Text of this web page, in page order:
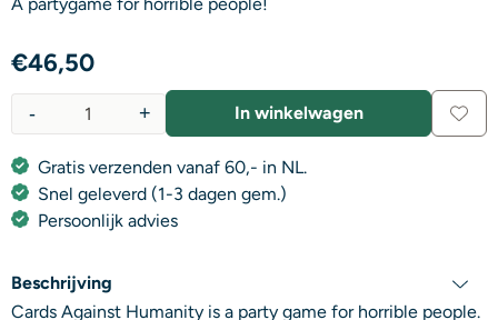
€46,50
+
- In winkelwagen
Gratis verzenden vanaf 60,- in NL.
Snel geleverd (1-3 dagen gem.)
Persoonlijk advies
Beschrijving
Cards Against Humanity is a party game for horrible people.